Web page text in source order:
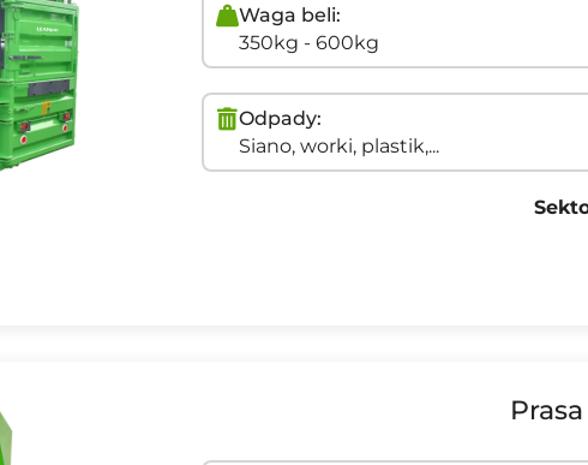
Waga beli:
350kg - 600kg
Odpady:
Siano, worki, plastik,...